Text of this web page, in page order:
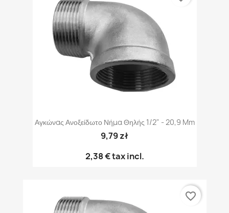
Αγκώνας Ανοξείδωτο Νήμα Θηλής 1/2" - 20,9 Mm
9,79 zł
2,38 €tax incl.
favorite_border